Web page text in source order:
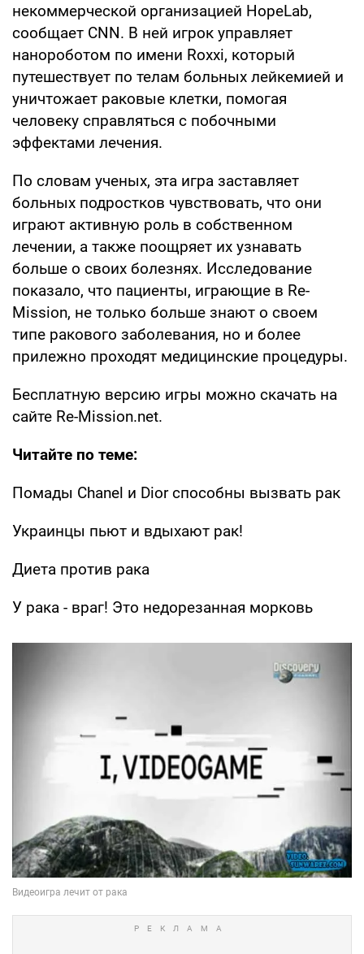
некоммерческой организацией HopeLab,
сообщает CNN. В ней игрок управляет
нанороботом по имени Roxxi, который
путешествует по телам больных лейкемией и
уничтожает раковые клетки, помогая
человеку справляться с побочными
эффектами лечения.
По словам ученых, эта игра заставляет
больных подростков чувствовать, что они
играют активную роль в собственном
лечении, а также поощряет их узнавать
больше о своих болезнях. Исследование
показало, что пациенты, играющие в Re-
Mission, не только больше знают о своем
типе ракового заболевания, но и более
прилежно проходят медицинские процедуры.
Бесплатную версию игры можно скачать на
сайте Re-Mission.net.
Читайте по теме:
Помады Chanel и Dior способны вызвать рак
Украинцы пьют и вдыхают рак!
Диета против рака
У рака - враг! Это недорезанная морковь